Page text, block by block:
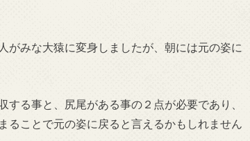
がみな大猿に変身しましたが、朝には元の姿に
る事と、尻尾がある事の２点が必要であり、
ことで元の姿に戻ると言えるかもしれません